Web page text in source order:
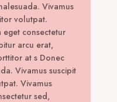
Vivamus
volutpat.
eget consectetur
arcu erat,
at s Donec
Vivamus suscipit
Vivamus
sed,